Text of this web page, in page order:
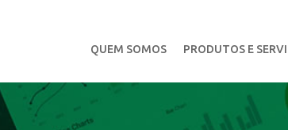
QUEM SOMOS PRODUTOS E